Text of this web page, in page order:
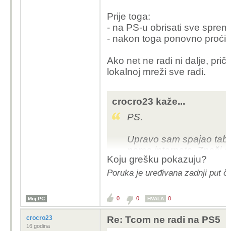
Prije toga:
- na PS-u obrisati sve
- nakon toga ponovno
Ako net ne radi ni dalje,
lokalnoj mreži sve radi.
crocro23 kaže...
PS.
Upravo sam spajao
nema interneta.
Koju grešku pokazuju?
Poruka je uređivana zadnji put
Moj PC 0 0 HVALA 0
crocro23
16 godina
Re: Tcom ne radi na PS5